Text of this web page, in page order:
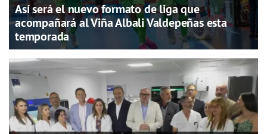
Así será el nuevo formato de liga que
acompañará al Viña Albali Valdepeñas esta
temporada